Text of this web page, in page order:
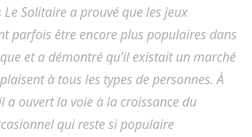
Le Solitaire a prouvé que les jeux
parfois être encore plus populaires dans
et a démontré qu’il existait un marché
à tous les types de personnes. À
a ouvert la voie à la croissance du
qui reste si populaire